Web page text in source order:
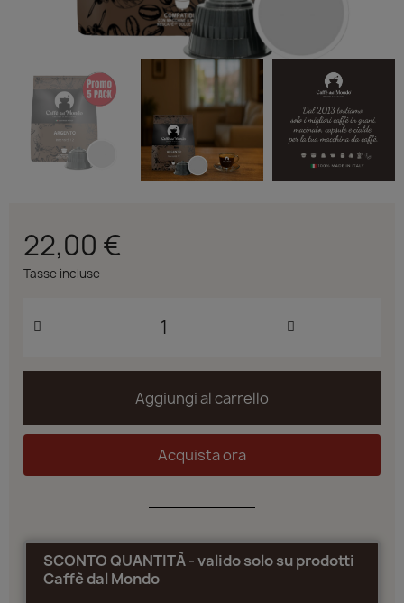
22,00 €
Tasse incluse
Aggiungi al carrello
Acquista ora
SCONTO QUANTITÀ - valido solo su prodotti
Caffè dal Mondo